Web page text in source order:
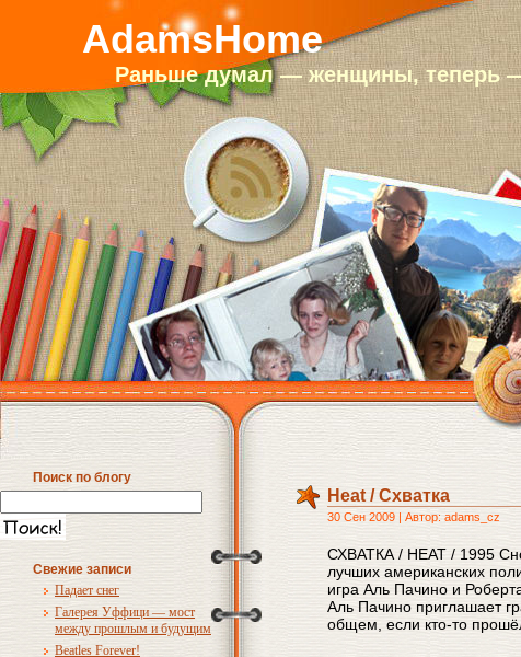
AdamsHome
Раньше думал — женщины, теперь
Поиск по блогу
Свежие записи
Падает снег
Галерея Уффици — мост
между прошлым и будущим
Beatles Forever!
Heat / Схватка
30 Сен 2009 | Автор: adams_cz
СХВАТКА / HEAT / 1995
лучших американских
игра Аль Пачино и
Аль Пачино приглашает
общем, если кто-то